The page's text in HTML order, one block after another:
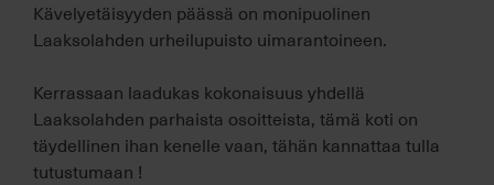
Kävelyetäisyyden päässä on monipuolinen
Laaksolahden urheilupuisto uimarantoineen.
Kerrassaan laadukas kokonaisuus yhdellä
Laaksolahden parhaista osoitteista, tämä koti on
täydellinen ihan kenelle vaan, tähän kannattaa tulla
tutustumaan !